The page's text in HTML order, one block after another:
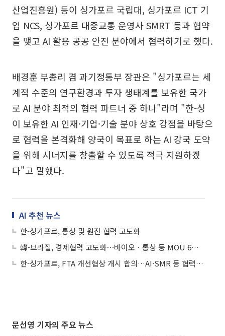
산업진흥원) 등이 싱가포르 국립대, 싱가포르 ICT 기
업 NCS, 싱가포르 대중교통 운영사 SMRT 등과 협약
을 맺고 AI 활용 공공 안전 분야에서 협력하기로 했다.
배경훈 부총리 겸 과기정통부 장관은 "싱가포르는 세
계적 수준의 연구환경과 투자 생태계를 보유한 국가
로 AI 분야 최적의 협력 파트너 중 하나"라며 "한-싱
이 보유한 AI 인재·기업·기술 분야 상호 강점을 바탕으
로 협력을 본격화해 양국이 목표로 하는 AI 강국 도약
을 위해 시너지를 창출할 수 있도록 적극 지원하겠
다"고 말했다.
AI 추천 뉴스
한-싱가포르, 통상 및 원전 협력 고도화
韓-브라질, 경제협력 고도화⋯바이오ㆍ통상 등 MOU 6건 체결
한-싱가포르, FTA 개선협상 개시 합의…AI·SMR 등 협력 MOU 5건 체결
문선영 기자의 주요 뉴스